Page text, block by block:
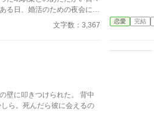
る日、婚活のための夜会に参
露すると、幼馴染と再会し、
に求婚されることに。しか
ーティーンをただただこなす
文字数：3,367 恋愛 完結
壁に叩きつけられた。 背中
ら。死んだら彼に会えるの